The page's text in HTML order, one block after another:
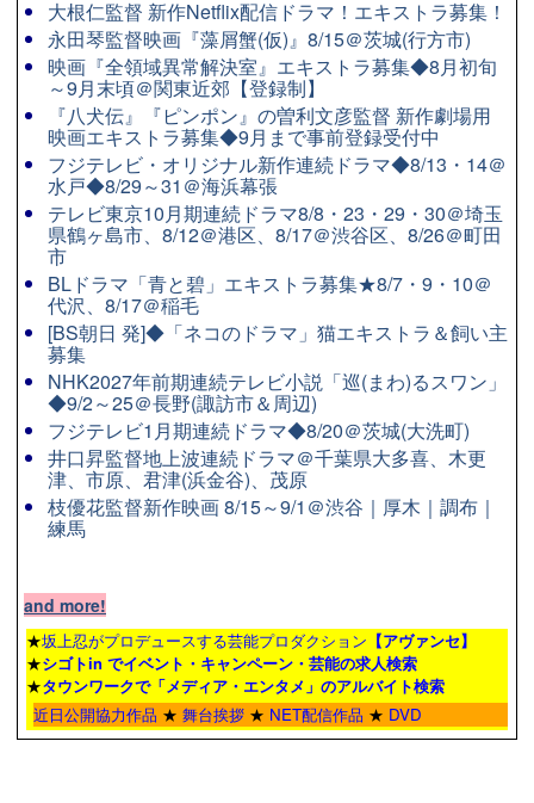
大根仁監督 新作Netflix配信ドラマ！エキストラ募集！
永田琴監督映画『藻屑蟹(仮)』8/15＠茨城(行方市)
映画『全領域異常解決室』エキストラ募集◆8月初旬
～9月末頃＠関東近郊【登録制】
『八犬伝』『ピンポン』の曽利文彦監督 新作劇場用
映画エキストラ募集◆9月まで事前登録受付中
フジテレビ・オリジナル新作連続ドラマ◆8/13・14＠
水戸◆8/29～31＠海浜幕張
テレビ東京10月期連続ドラマ8/8・23・29・30＠埼玉
県鶴ヶ島市、8/12＠港区、8/17＠渋谷区、8/26＠町田
市
BLドラマ「青と碧」エキストラ募集★8/7・9・10＠
代沢、8/17＠稲毛
[BS朝日 発]◆「ネコのドラマ」猫エキストラ＆飼い主
募集
NHK2027年前期連続テレビ小説「巡(まわ)るスワン」
◆9/2～25＠長野(諏訪市＆周辺)
フジテレビ1月期連続ドラマ◆8/20＠茨城(大洗町)
井口昇監督地上波連続ドラマ＠千葉県大多喜、木更
津、市原、君津(浜金谷)、茂原
枝優花監督新作映画 8/15～9/1＠渋谷｜厚木｜調布｜
練馬
and more!
★坂上忍がプロデュースする芸能プロダクション 【アヴァンセ】
★シゴトin でイベント・キャンペーン・芸能の求人検索
★タウンワークで「メディア・エンタメ」のアルバイト検索
近日公開協力作品 ★ 舞台挨拶 ★ NET配信作品 ★ DVD